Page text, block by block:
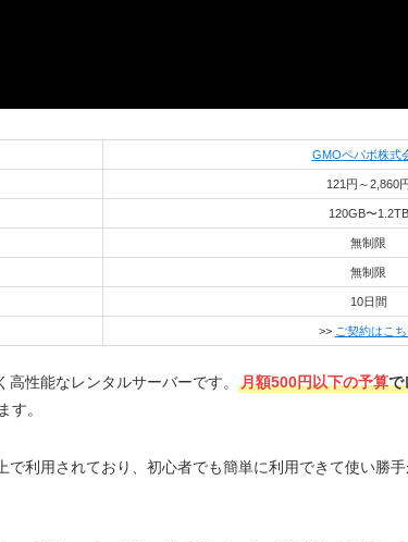
GMOペパボ株式
121円～2,860
120GB〜1.2TB
無制限
無制限
10日間
>> ご契約はこ
性能なレンタルサーバーです。 月額500円以下の予算で
す。
で利用されており、初心者でも簡単に利用できて使い勝